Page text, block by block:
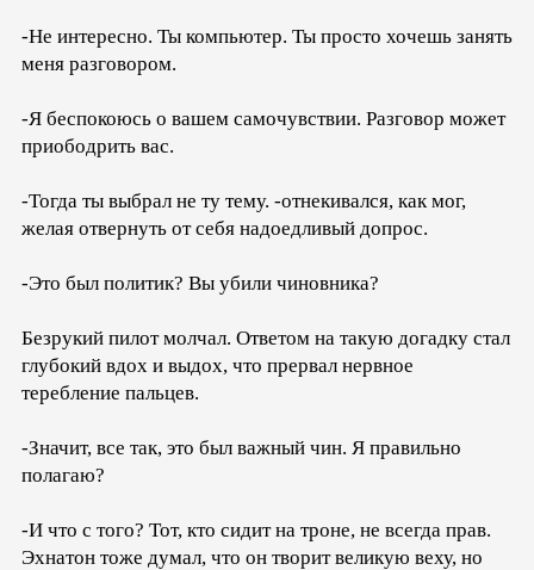
-Не интересно. Ты компьютер. Ты просто хочешь занять
меня разговором.
-Я беспокоюсь о вашем самочувствии. Разговор может
приободрить вас.
-Тогда ты выбрал не ту тему. -отнекивался, как мог,
желая отвернуть от себя надоедливый допрос.
-Это был политик? Вы убили чиновника?
Безрукий пилот молчал. Ответом на такую догадку стал
глубокий вдох и выдох, что прервал нервное
теребление пальцев.
-Значит, все так, это был важный чин. Я правильно
полагаю?
-И что с того? Тот, кто сидит на троне, не всегда прав.
Эхнатон тоже думал, что он творит великую веху, но